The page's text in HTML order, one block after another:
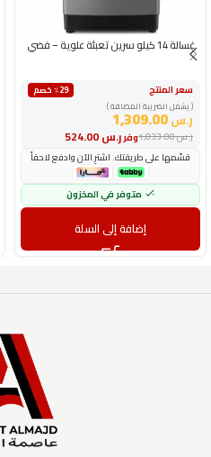
غسالة 14 كيلو سرين تعبئة علوية – فضي
سعر المنتج
٪29 خصم
( يشمل الضريبة المضافة )
ر.س1,309.00
وفرر.س ر.س1,833.00
قسّمها على طريقتك. اشترِ الآن وادفع لاحقاً
متوفر في المخزون
إضافة إلى السلة